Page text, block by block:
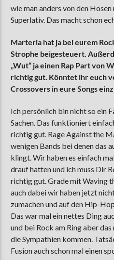
wie man anders von den
Superlativ. Das macht schon
Marteria hat ja bei eurem
Strophe beigesteuert.
„Wut“ ja einen Rap Part von
richtig gut. Könntet ihr euch
Crossovers in eure Songs
Ich persönlich bin nicht so ein
Sachen. Das funktioniert
richtig gut. Rage Against the
wenigen Bands bei denen das
klingt. Wir haben es einfach
drauf hatten und ich muss Dir
richtig gut. Grade mit Waving
auch dabei wir haben jetzt
zumachen und auf den Hip-
Das war mal ein nettes Ding
und bei Rock am Ring aber
die Sympathien kommen.
Fusion auch schon mal einen